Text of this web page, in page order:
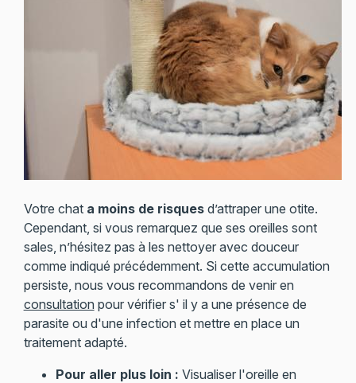
Votre chat a moins de risquesd’attraper une otite.
Cependant, si vous remarquez que ses oreilles sont
sales, n’hésitez pas à les nettoyer avec douceur
comme indiqué précédemment. Si cette accumulation
persiste, nous vous recommandons de venir en
consultation pour vérifier s' il y a une présence de
parasite ou d'une infection et mettre en place un
traitement adapté.
Pour aller plus loin : Visualiser l'oreille en